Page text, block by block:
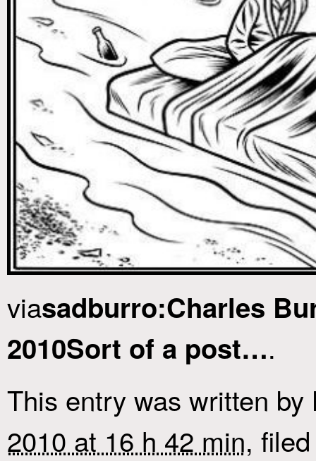
viasadburro:Charles
2010Sort of a post….
This entry was written by
2010 at 16 h 42 min,